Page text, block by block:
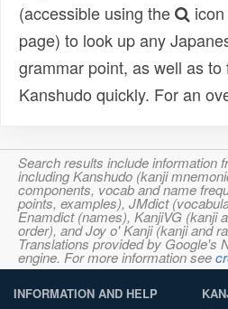
(accessible using the
page) to look up any
grammar point, as well as to
Kanshudo quickly. For an
Search results include information
including Kanshudo (kanji
components, vocab and name
points, examples), JMdict
Enamdict (names), KanjiVG (kanji
order), and Joy o' Kanji (kanji and
Translations provided by Google's
engine. For more information see
INFORMATION AND HELP